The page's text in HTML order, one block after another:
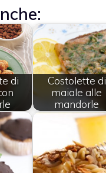
di
Costolette di
maiale alle
mandorle